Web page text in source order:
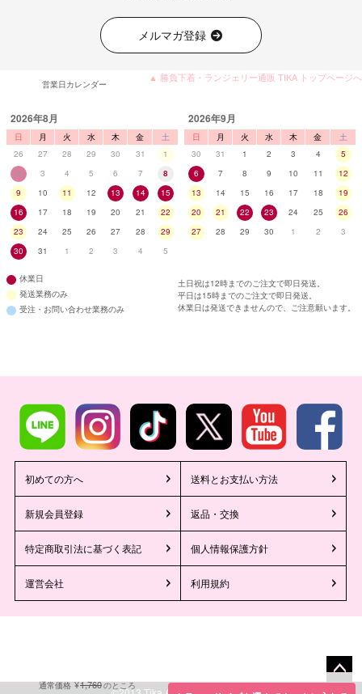
通常価格 ¥1,760のところ
メルマガ登録
▲ 勝負下着・ランジェリー通販 TIKA トップページへ
営業日カレンダー
2026年8月
日 月 火 水 木 金
土
26
27 28 29 30 31
1
2
3 4 5 6 7
8
9
10 11 12 13 14
15
16
17 18 19 20 21
22
23
24 25 26 27 28
29
30
31 1 2 3 4 5
2026年9月
日 月 火 水 木 金
土
30
31 1 2 3 4
5
6
7 8 9 10 11
12
13
14 15 16 17 18
19
20
21 22 23 24 25
26
27
28 29 30 1 2 3
休業日
発送業務のみ
受注・お問い合わせ業務のみ
土日祝は12時までのご注文で即日発送。
平日は15時までのご注文で即日発送。
休業日は発送できませんので、ご注意願います。
初めての方へ 送料とお支払い方法
新規会員登録 返品・交換
特定商取引法に基づく表記 個人情報保護方針
運営会社 利用規約
ペー